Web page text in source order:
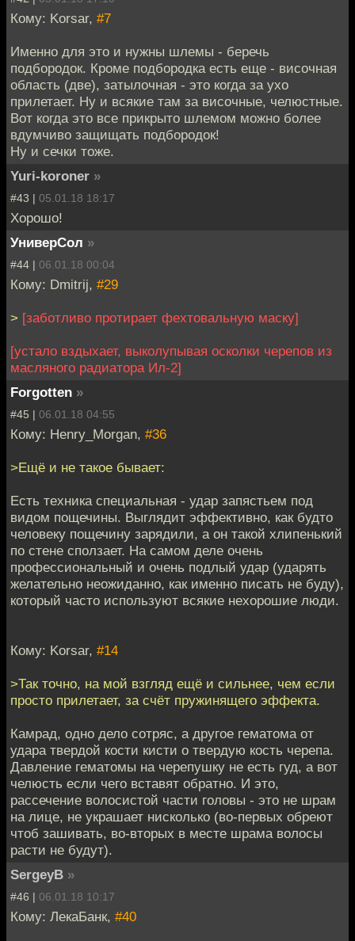
Кому: Korsar, #7
Именно для это и нужны шлемы - беречь
подбородок. Кроме подбородка есть еще - височная
область (две), затылочная - это когда за ухо
прилетает. Ну и всякие там за височные, челюстные.
Вот когда это все прикрыто шлемом можно более
вдумчиво защищать подбородок!
Ну и сечки тоже.
Yuri-koroner »
#43 | 05.01.18 18:17
Хорошо!
УниверСол »
#44 | 06.01.18 00:04
Кому: Dmitrij, #29
> [заботливо протирает фехтовальную маску]
[устало вздыхает, выколупывая осколки черепов из
масляного радиатора Ил-2]
Forgotten »
#45 | 06.01.18 04:55
Кому: Henry_Morgan, #36
>Ещё и не такое бывает:
Есть техника специальная - удар запястьем под
видом пощечины. Выглядит эффективно, как будто
человеку пощечину зарядили, а он такой хлипенький
по стене сползает. На самом деле очень
профессиональный и очень подлый удар (ударять
желательно неожиданно, как именно писать не буду),
который часто используют всякие нехорошие люди.
Кому: Korsar, #14
>Так точно, на мой взгляд ещё и сильнее, чем если
просто прилетает, за счёт пружинящего эффекта.
Камрад, одно дело сотряс, а другое гематома от
удара твердой кости кисти о твердую кость черепа.
Давление гематомы на черепушку не есть гуд, а вот
челюсть если чего вставят обратно. И это,
рассечение волосистой части головы - это не шрам
на лице, не украшает нисколько (во-первых обреют
чтоб зашивать, во-вторых в месте шрама волосы
расти не будут).
SergeyB »
#46 | 06.01.18 10:17
Кому: ЛекаБанк, #40